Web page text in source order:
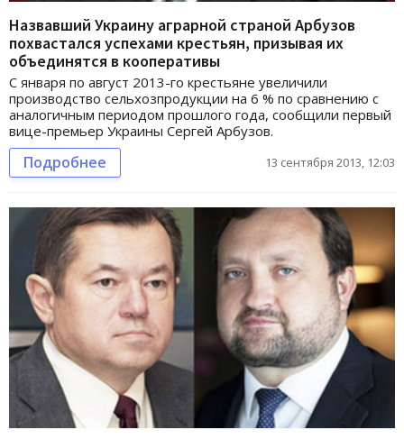
Назвавший Украину аграрной страной Арбузов
похвастался успехами крестьян, призывая их
объединятся в кооперативы
С января по август 2013-го крестьяне увеличили
производство сельхозпродукции на 6 % по сравнению с
аналогичным периодом прошлого года, сообщили первый
вице-премьер Украины Сергей Арбузов.
Подробнее 13 сентября 2013, 12:03